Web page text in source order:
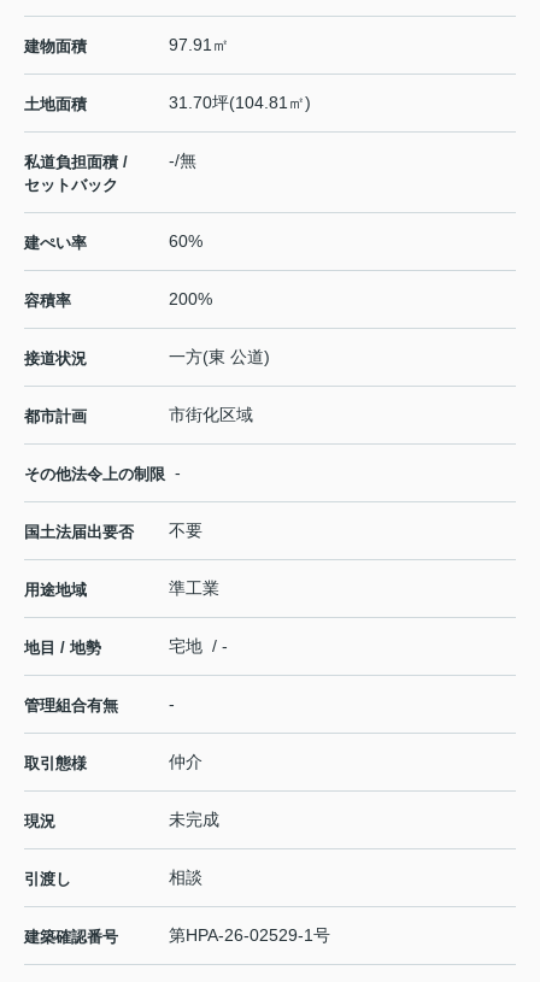
建物面積 97.91㎡
土地面積 31.70坪(104.81㎡)
私道負担面積 /
セットバック
-/無
建ぺい率 60%
容積率 200%
接道状況 一方(東 公道)
都市計画 市街化区域
その他法令上の制限 -
国土法届出要否 不要
用途地域 準工業
地目 / 地勢 宅地 / -
管理組合有無 -
取引態様 仲介
現況 未完成
引渡し 相談
建築確認番号 第HPA-26-02529-1号